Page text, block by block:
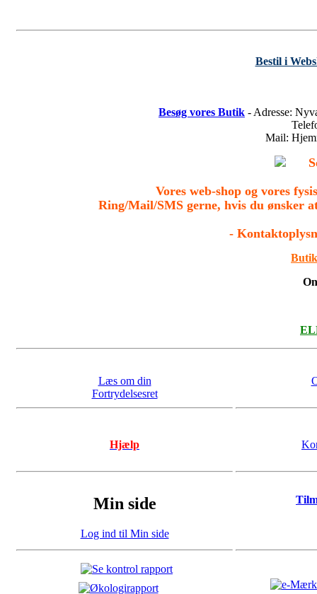
Bestil i
Besøg vores Butik - Adresse:
Mail:
Vores web-shop og vores
Ring/Mail/SMS gerne, hvis du ønsker
-
Læs om din
Fortrydelsesret
Hjælp
Min side
Log ind til Min side